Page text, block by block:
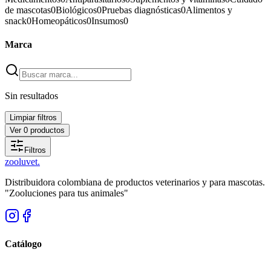
de mascotas0Biológicos0Pruebas diagnósticas0Alimentos y
snack0Homeopáticos0Insumos0
Marca
Sin resultados
Limpiar filtros
Ver 0 productos
Filtros
zooluvet.
Distribuidora colombiana de productos veterinarios y para mascotas.
"Zooluciones para tus animales"
Catálogo